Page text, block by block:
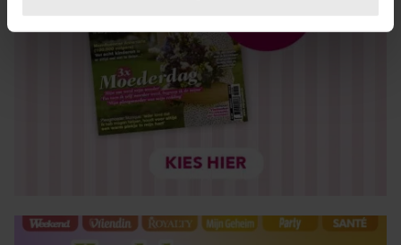
intrekken in de Cookieverklaring.
We gebruiken cookies om content en advertenties te
personaliseren, om functies voor social media te bieden
en om ons websiteverkeer te analyseren. Ook delen we
informatie over uw gebruik van onze site met onze
partners voor social media, adverteren en analyse. Deze
verzameld op basis van uw gebruik van hun services. U